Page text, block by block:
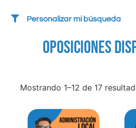
Personalizar mi búsqueda
OPOSICIONES
Mostrando 1–12 de 17